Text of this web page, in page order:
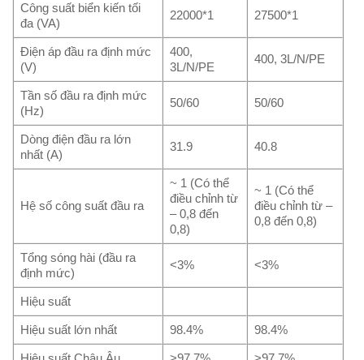
Công suất biển kiến tối
đa (VA)
22000*1 27500*1
Điện áp đầu ra định mức
(V)
400,
3L/N/PE
400, 3L/N/PE
Tần số đầu ra định mức
(Hz)
50/60 50/60
Dòng điện đầu ra lớn
nhất (A)
31.9 40.8
Hệ số công suất đầu ra
~ 1 (Có thể
điều chỉnh từ
– 0,8 đến
0,8)
~ 1 (Có thể
điều chỉnh từ –
0,8 đến 0,8)
Tổng sóng hài (đầu ra
định mức)
<3% <3%
Hiệu suất
Hiệu suất lớn nhất 98.4% 98.4%